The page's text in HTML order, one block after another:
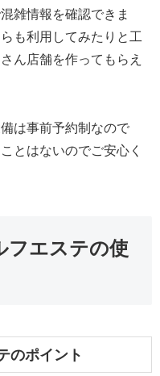
雑情報を確認できま
も利用してみたりと工
ん店舗を作ってもらえ
は事前予約制なので
とはないのでご安心く
フエステの使
のポイント